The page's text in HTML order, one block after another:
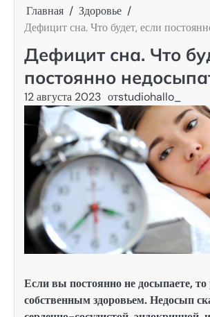
Главная
Здоровье
Дефицит сна. Что будет, если
Дефицит сна. Что
постоянно
12 августа 2023 отstudiohallo_
Если вы постоянно не досыпаете, то
собственным здоровьем. Недосып